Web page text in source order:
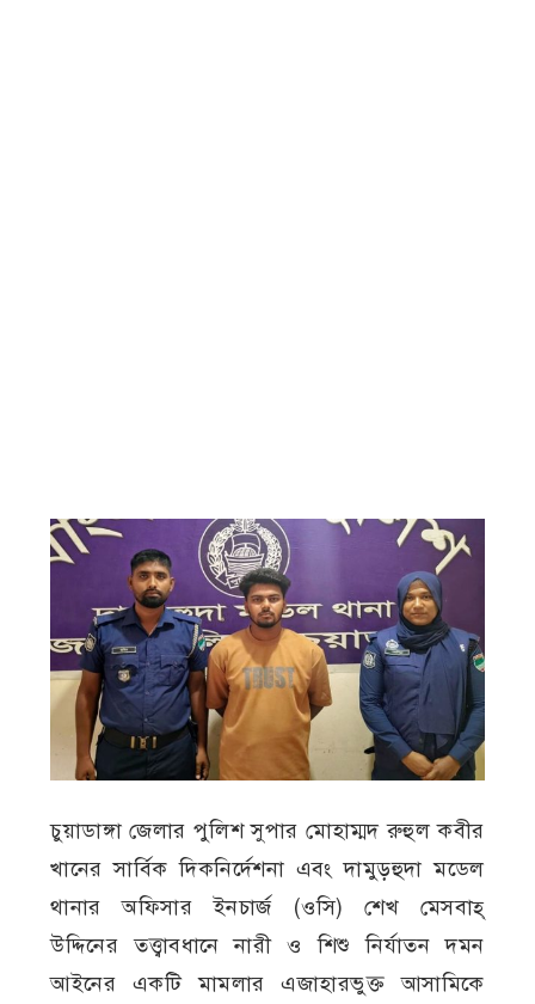
চুয়াডাঙ্গা জেলার পুলিশ সুপার মোহাম্মদ রুহুল কবীর
খানের সার্বিক দিকনির্দেশনা এবং দামুড়হুদা মডেল
থানার অফিসার ইনচার্জ (ওসি) শেখ মেসবাহ্
উদ্দিনের তত্ত্বাবধানে নারী ও শিশু নির্যাতন দমন
আইনের একটি মামলার এজাহারভুক্ত আসামিকে